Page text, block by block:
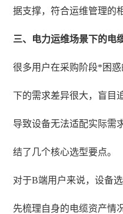
据支撑，符合运维管理的
三、电力运维场景下的电
很多用户在采购阶段*困
下的需求差异很大，盲目
导致设备无法适配实际需
结了几个核心选型要点。
对于B端用户来说，设备
先梳理自身的电缆资产情